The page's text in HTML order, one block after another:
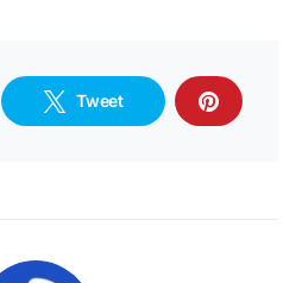
Tweet